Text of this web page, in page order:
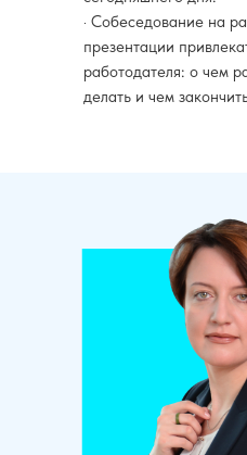
· Собеседование на
презентации
работодателя: о чем
делать и чем